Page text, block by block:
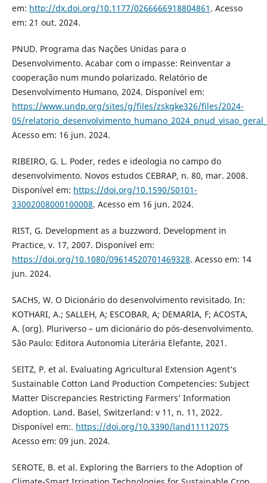
em: http://dx.doi.org/10.1177/0266666918804861 . Acesso
em: 21 out. 2024.
PNUD. Programa das Nações Unidas para o
Desenvolvimento. Acabar com o impasse: Reinventar a
cooperação num mundo polarizado. Relatório de
Desenvolvimento Humano, 2024. Disponível em:
https://www.undp.org/sites/g/files/zskgke326/files/2024-
05/
Acesso em: 16 jun. 2024.
RIBEIRO, G. L. Poder, redes e ideologia no campo do
desenvolvimento. Novos estudos CEBRAP, n. 80, mar. 2008.
Disponível em: https://doi.org/10.1590/S0101-
33002008000100008. Acesso em 16 jun. 2024.
RIST, G. Development as a buzzword. Development in
Practice, v. 17, 2007. Disponível em:
https://doi.org/10.1080/09614520701469328. Acesso em: 14
jun. 2024.
SACHS, W. O Dicionário do desenvolvimento revisitado. In:
KOTHARI, A.; SALLEH, A; ESCOBAR, A; DEMARIA, F; ACOSTA,
A. (org). Pluriverso – um dicionário do pós-desenvolvimento.
São Paulo: Editora Autonomia Literária Elefante, 2021.
SEITZ, P. et al. Evaluating Agricultural Extension Agent’s
Sustainable Cotton Land Production Competencies: Subject
Matter Discrepancies Restricting Farmers’ Information
Adoption. Land. Basel, Switzerland: v 11, n. 11, 2022.
Disponível em:. https://doi.org/10.3390/land11112075
Acesso em: 09 jun. 2024.
SEROTE, B. et al. Exploring the Barriers to the Adoption of